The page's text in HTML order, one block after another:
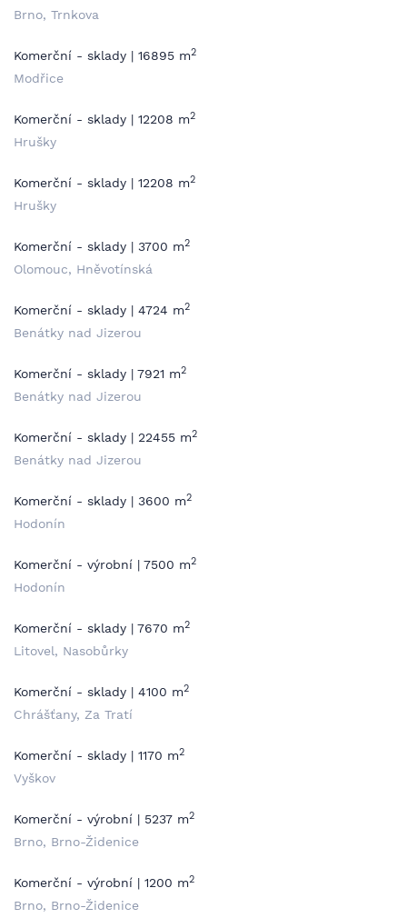
Brno, Trnkova
Komerční - sklady | 16895 m2
Modřice
Komerční - sklady | 12208 m2
Hrušky
Komerční - sklady | 12208 m2
Hrušky
Komerční - sklady | 3700 m2
Olomouc, Hněvotínská
Komerční - sklady | 4724 m2
Benátky nad Jizerou
Komerční - sklady | 7921 m2
Benátky nad Jizerou
Komerční - sklady | 22455 m2
Benátky nad Jizerou
Komerční - sklady | 3600 m2
Hodonín
Komerční - výrobní | 7500 m2
Hodonín
Komerční - sklady | 7670 m2
Litovel, Nasobůrky
Komerční - sklady | 4100 m2
Chrášťany, Za Tratí
Komerční - sklady | 1170 m2
Vyškov
Komerční - výrobní | 5237 m2
Brno, Brno-Židenice
Komerční - výrobní | 1200 m2
Brno, Brno-Židenice